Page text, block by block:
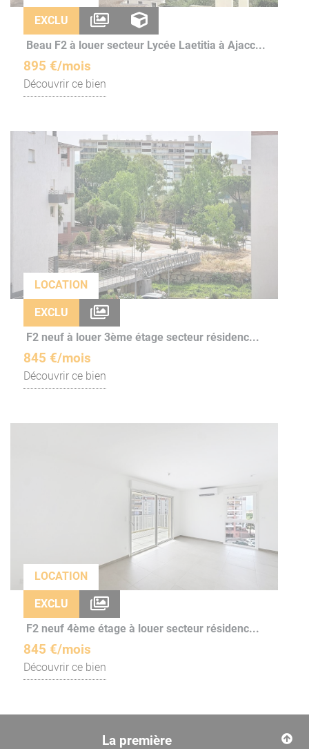
EXCLU
Beau F2 à louer secteur Lycée Laetitia à Ajacc...
895 €/mois
Découvrir ce bien
LOCATION
EXCLU
F2 neuf à louer 3ème étage secteur résidenc...
845 €/mois
Découvrir ce bien
LOCATION
EXCLU
F2 neuf 4ème étage à louer secteur résidenc...
845 €/mois
Découvrir ce bien
La première